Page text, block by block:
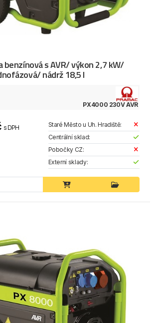
s AVR/ výkon 2,7 kW/
nádrž 18,5 l
PX4000 230V AVR
s DPH
Staré Město u Uh. Hradiště:
Centrální sklad:
Pobočky CZ:
Externí sklady: